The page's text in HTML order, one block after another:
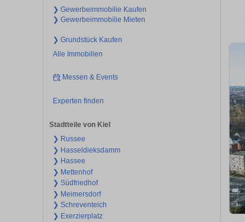
❯ Gewerbeimmobilie Kaufen
❯ Gewerbeimmobilie Mieten
❯ Grundstück Kaufen
Alle Immobilien
Messen & Events
Experten finden
Stadtteile von Kiel
❯ Russee
❯ Hasseldieksdamm
❯ Hassee
❯ Mettenhof
❯ Südfriedhof
❯ Meimersdorf
❯ Schreventeich
❯ Exerzierplatz